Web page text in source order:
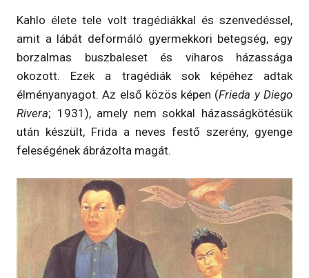
Kahlo élete tele volt tragédiákkal és szenvedéssel,
amit a lábát deformáló gyermekkori betegség, egy
borzalmas buszbaleset és viharos házassága
okozott. Ezek a tragédiák sok képéhez adtak
élményanyagot. Az első közös képen (Frieda y Diego
Rivera; 1931), amely nem sokkal házasságkötésük
után készült, Frida a neves festő szerény, gyenge
feleségének ábrázolta magát.